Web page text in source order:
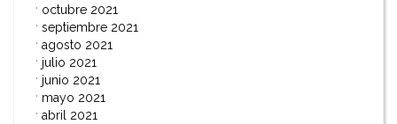
octubre 2021
septiembre 2021
agosto 2021
julio 2021
junio 2021
mayo 2021
abril 2021